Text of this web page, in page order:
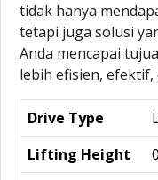
tidak hanya
tetapi juga solusi
Anda mencapai
lebih efisien, efektif,
Drive Type
Lifting Height